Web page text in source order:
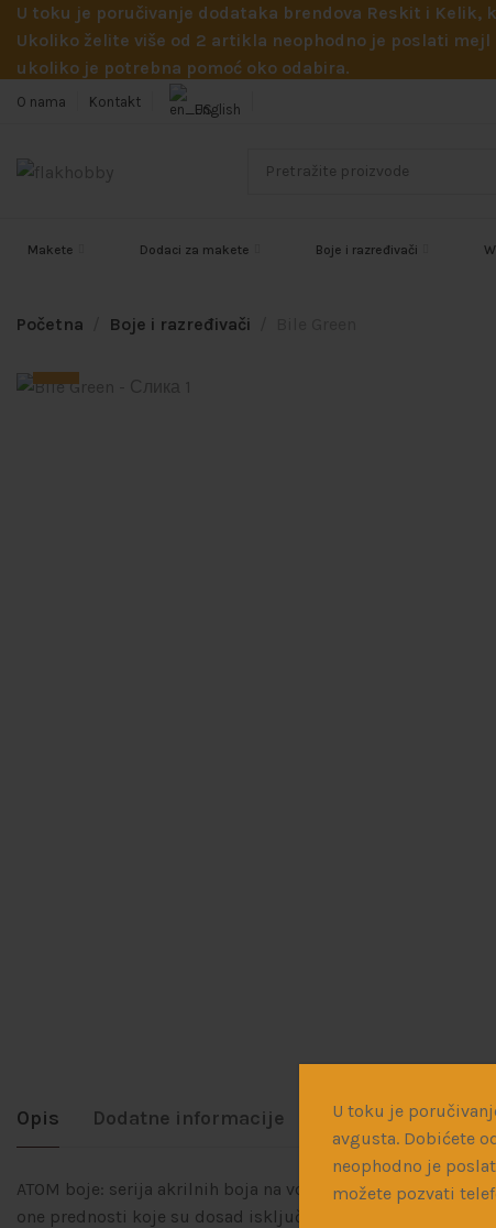
U toku je
avgusta. Dobićete
neophodno je
možete pozvati
U toku je poručivanje dodataka brendova Reskit i Kelik,
Ukoliko želite više od 2 artikla neophodno je poslati
ukoliko je potrebna pomoć oko odabira.
O nama Kontakt English
Makete Dodaci za makete Boje i razređivači
Početna Boje i razređivači
Opis Dodatne informacije Dostava
ATOM boje: serija akrilnih boja na vodenoj osnovi sa
one prednosti koje su dosad isključivo pripadale bojama na